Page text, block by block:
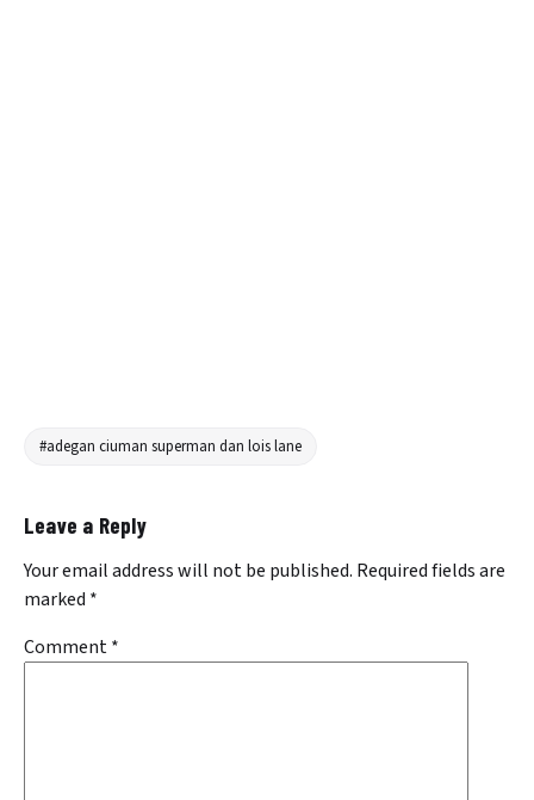
#adegan ciuman superman dan lois lane
Leave a Reply
Your email address will not be published. Required fields are
marked *
Comment*